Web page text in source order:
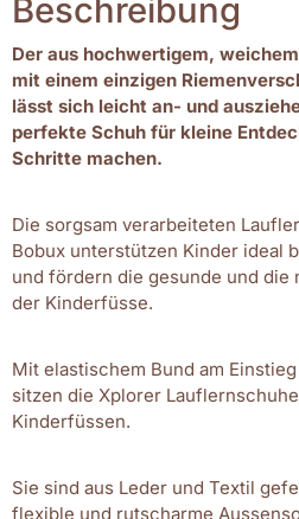
Beschreibung
Der aus hochwertigem,
mit einem einzigen
lässt sich leicht an- und
perfekte Schuh für kleine
Schritte machen.
Die sorgsam verarbeiteten
Bobux unterstützen Kinder ideal
und fördern die gesunde und die
der Kinderfüsse.
Mit elastischem Bund am
sitzen die Xplorer
Kinderfüssen.
Sie sind aus Leder und Textil
flexible und rutscharme